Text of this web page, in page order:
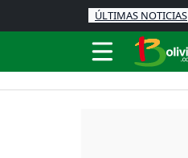
ÚLTIMAS NOTICIAS